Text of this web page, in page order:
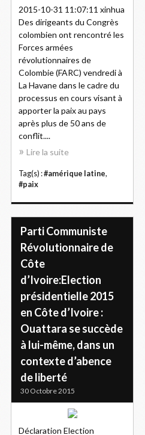
2015-10-31 11:07:11 xinhua
Des dirigeants du Congrès
colombien ont rencontré les
Forces armées
révolutionnaires de
Colombie (FARC) vendredi à
La Havane dans le cadre du
processus en cours visant à
apporter la paix au pays
après plus de 50 ans de
conflit....
Lire la suite
Tag(s) :#amérique latine,
#paix
Parti Communiste
Révolutionnaire de
Côte
d’Ivoire:Election
présidentielle 2015
en Côte d’Ivoire :
Ouattara se succède
à lui-même, dans un
contexte d’abence
de liberté
30 Octobre 2015
Déclaration Election